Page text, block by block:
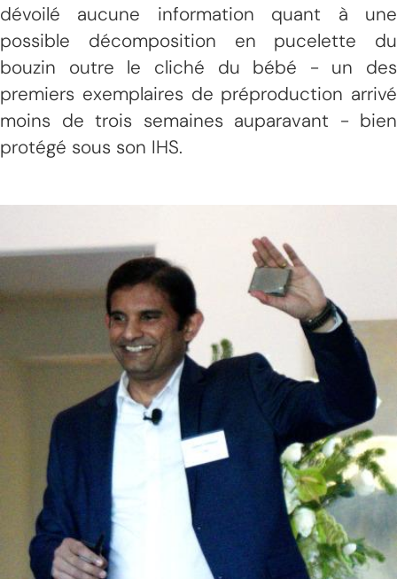
dévoilé aucune information quant à une
possible décomposition en pucelette du
bouzin outre le cliché du bébé - un des
premiers exemplaires de préproduction arrivé
moins de trois semaines auparavant - bien
protégé sous son IHS.